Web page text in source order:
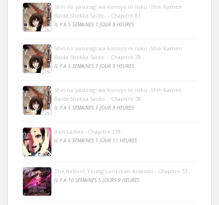
Shin no yasuragi wa konoyo ni naku -Shin Kamen
Raida Shokka Saido- - Chapitre 81
IL Y A 5 SEMAINES 1 JOUR 9 HEURES
Shin no yasuragi wa konoyo ni naku -Shin Kamen
Raida Shokka Saido- - Chapitre 79
IL Y A 5 SEMAINES 1 JOUR 9 HEURES
Shin no yasuragi wa konoyo ni naku -Shin Kamen
Raida Shokka Saido- - Chapitre 78
IL Y A 5 SEMAINES 1 JOUR 9 HEURES
Iron Ladies - Chapitre 338
IL Y A 6 SEMAINES 1 JOUR 11 HEURES
The Reborn Young Lord is an Assassin - Chapitre 51
IL Y A 10 SEMAINES 5 JOURS 9 HEURES